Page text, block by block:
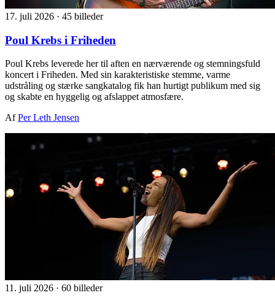
17. juli 2026 · 45 billeder
Poul Krebs i Friheden
Poul Krebs leverede her til aften en nærværende og stemningsfuld
koncert i Friheden. Med sin karakteristiske stemme, varme
udstråling og stærke sangkatalog fik han hurtigt publikum med sig
og skabte en hyggelig og afslappet atmosfære.
AfPer Leth Jensen
11. juli 2026 · 60 billeder